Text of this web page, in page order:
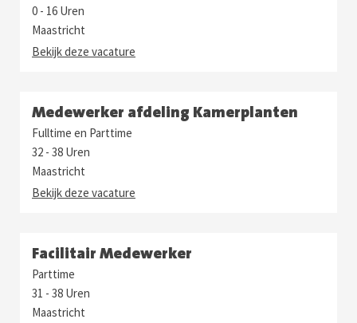
0 - 16 Uren
Maastricht
Bekijk deze vacature
Medewerker afdeling Kamerplanten
Fulltime en Parttime
32 - 38 Uren
Maastricht
Bekijk deze vacature
Facilitair Medewerker
Parttime
31 - 38 Uren
Maastricht